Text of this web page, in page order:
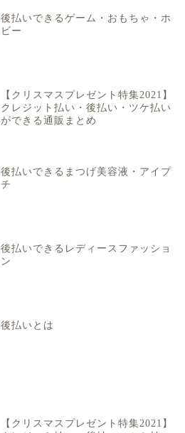
後払いできるゲーム・おもちゃ・ホ
ビー
【クリスマスプレゼント特集2021】
クレジット払い・後払い・ツケ払い
ができる通販まとめ
後払いできるまつげ美容液・アイプ
チ
後払いできるレディースファッショ
ン
後払いとは
【クリスマスプレゼント特集2021】